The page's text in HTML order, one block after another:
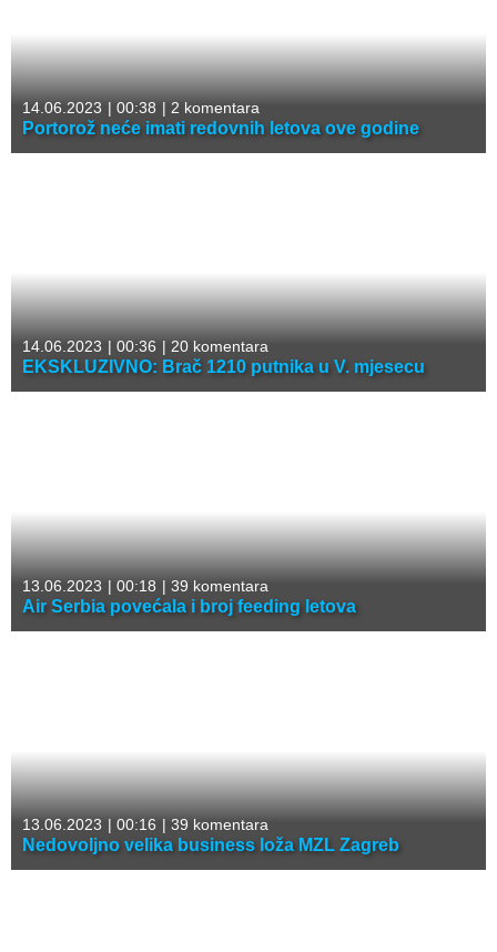
14.06.2023 | 00:38 | 2 komentara
Portorož neće imati redovnih letova ove godine
14.06.2023 | 00:36 | 20 komentara
EKSKLUZIVNO: Brač 1210 putnika u V. mjesecu
13.06.2023 | 00:18 | 39 komentara
Air Serbia povećala i broj feeding letova
13.06.2023 | 00:16 | 39 komentara
Nedovoljno velika business loža MZL Zagreb